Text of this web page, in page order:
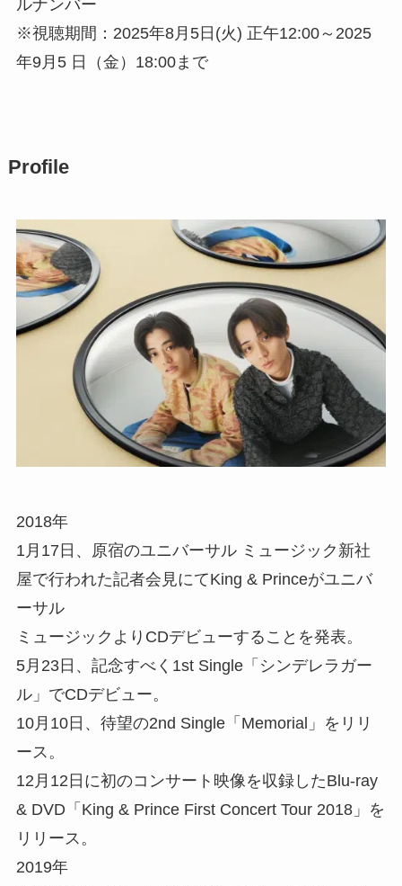
ルナンバー
※視聴期間：2025年8月5日(火) 正午12:00～2025
年9月5 日（金）18:00まで
Profile
2018年
1月17日、原宿のユニバーサル ミュージック新社
屋で行われた記者会見にてKing & Princeがユニバ
ーサル
ミュージックよりCDデビューすることを発表。
5月23日、記念すべく1st Single「シンデレラガー
ル」でCDデビュー。
10月10日、待望の2nd Single「Memorial」をリリ
ース。
12月12日に初のコンサート映像を収録したBlu-ray
& DVD「King & Prince First Concert Tour 2018」を
リリース。
2019年